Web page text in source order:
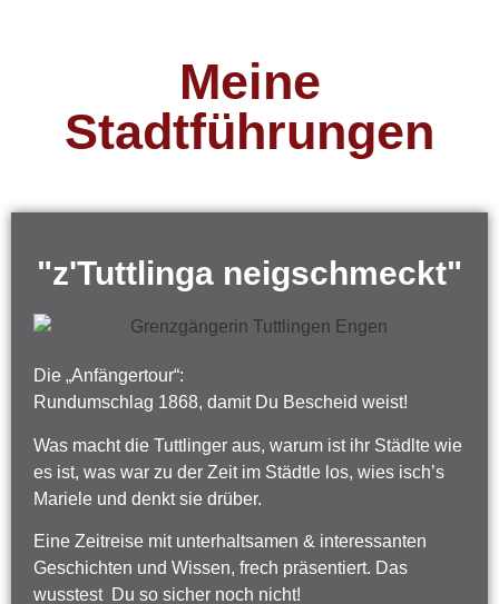
Meine
Stadtführungen
"z'Tuttlinga neigschmeckt"
Die „Anfängertour“:
Rundumschlag 1868, damit Du Bescheid weist!
Was macht die Tuttlinger aus, warum ist ihr Städlte wie
es ist, was war zu der Zeit im Städtle los, wies isch’s
Mariele und denkt sie drüber.
Eine Zeitreise mit unterhaltsamen & interessanten
Geschichten und Wissen, frech präsentiert. Das
wusstest Du so sicher noch nicht!